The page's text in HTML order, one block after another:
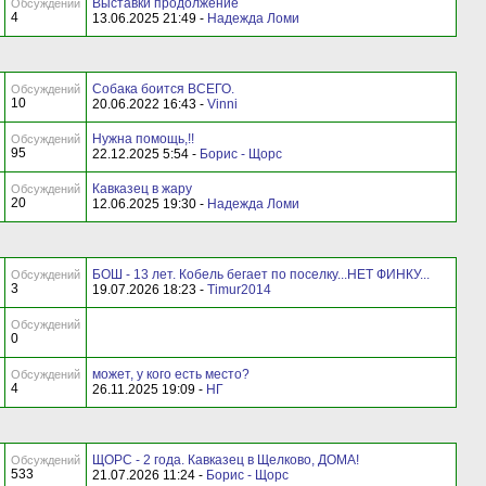
Обсуждений
4
Выставки продолжение
13.06.2025 21:49 - Надежда Ломи
Обсуждений
10
Собака боится ВСЕГО.
20.06.2022 16:43 - Vinni
Обсуждений
95
Нужна помощь,!!
22.12.2025 5:54 - Борис - Щорс
Обсуждений
20
Кавказец в жару
12.06.2025 19:30 - Надежда Ломи
Обсуждений
3
БОШ - 13 лет. Кобель бегает по поселку...НЕТ ФИНКУ...
19.07.2026 18:23 - Timur2014
Обсуждений
0
Обсуждений
4
может, у кого есть место?
26.11.2025 19:09 - НГ
Обсуждений
533
ЩОРС - 2 года. Кавказец в Щелково, ДОМА!
21.07.2026 11:24 - Борис - Щорс